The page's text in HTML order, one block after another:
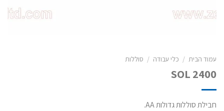
עמוד הבית / כלי עבודה / סוללות
SOL 2400
חבילת סוללות גדולות AA.